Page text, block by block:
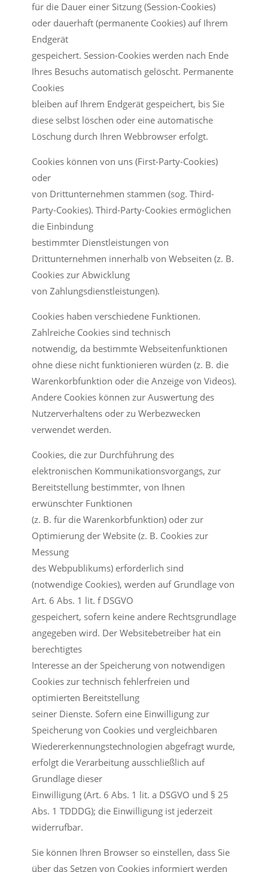
für die Dauer einer Sitzung (Session-Cookies)
oder dauerhaft (permanente Cookies) auf Ihrem
Endgerät
gespeichert. Session-Cookies werden nach Ende
Ihres Besuchs automatisch gelöscht. Permanente
Cookies
bleiben auf Ihrem Endgerät gespeichert, bis Sie
diese selbst löschen oder eine automatische
Löschung durch Ihren Webbrowser erfolgt.
Cookies können von uns (First-Party-Cookies)
oder
von Drittunternehmen stammen (sog. Third-
Party-Cookies). Third-Party-Cookies ermöglichen
die Einbindung
bestimmter Dienstleistungen von
Drittunternehmen innerhalb von Webseiten (z. B.
Cookies zur Abwicklung
von Zahlungsdienstleistungen).
Cookies haben verschiedene Funktionen.
Zahlreiche Cookies sind technisch
notwendig, da bestimmte Webseitenfunktionen
ohne diese nicht funktionieren würden (z. B. die
Warenkorbfunktion oder die Anzeige von Videos).
Andere Cookies können zur Auswertung des
Nutzerverhaltens oder zu Werbezwecken
verwendet werden.
Cookies, die zur Durchführung des
elektronischen Kommunikationsvorgangs, zur
Bereitstellung bestimmter, von Ihnen
erwünschter Funktionen
(z. B. für die Warenkorbfunktion) oder zur
Optimierung der Website (z. B. Cookies zur
Messung
des Webpublikums) erforderlich sind
(notwendige Cookies), werden auf Grundlage von
Art. 6 Abs. 1 lit. f DSGVO
gespeichert, sofern keine andere Rechtsgrundlage
angegeben wird. Der Websitebetreiber hat ein
berechtigtes
Interesse an der Speicherung von notwendigen
Cookies zur technisch fehlerfreien und
optimierten Bereitstellung
seiner Dienste. Sofern eine Einwilligung zur
Speicherung von Cookies und vergleichbaren
Wiedererkennungstechnologien abgefragt wurde,
erfolgt die Verarbeitung ausschließlich auf
Grundlage dieser
Einwilligung (Art. 6 Abs. 1 lit. a DSGVO und § 25
Abs. 1 TDDDG); die Einwilligung ist jederzeit
widerrufbar.
Sie können Ihren Browser so einstellen, dass Sie
über das Setzen von Cookies informiert werden